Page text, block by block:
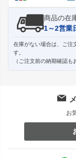
商品の在
1～2営業
在庫がない場合は、ご注
す。
（ご注文前の納期確認も
お